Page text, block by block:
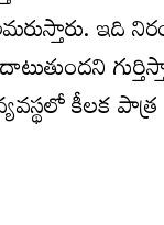
ఇది
కీలక పాత్ర